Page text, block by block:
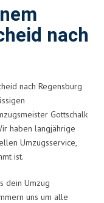
nach
nach Regensburg
Gottschalk
haben langjährige
Umzugsservice,
ist.
dein Umzug
uns um alle